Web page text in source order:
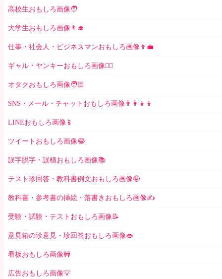
高校生おもしろ画像🧑
大学生おもしろ画像👨‍🎓
仕事・社会人・ビジネスマンおもしろ画像👨‍💼
ギャル・ヤンキーおもしろ画像👱‍♀️
オタクおもしろ画像🧑🏻
SNS・メール・チャットおもしろ画像👨‍👩‍👧‍👦
LINEおもしろ画像📱
ツイートおもしろ画像😂
誤字脱字・誤植おもしろ画像📚
テスト珍回答・教科書例文おもしろ画像🤪
教科書・参考書の挿絵・落書きおもしろ画像✍️
受験・試験・テストおもしろ画像📝
意見箱の珍意見・珍回答おもしろ画像👄
看板おもしろ画像🚧
広告おもしろ画像💡